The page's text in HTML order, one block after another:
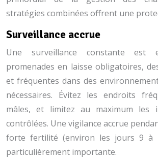
stratégies combinées offrent une
Surveillance accrue
Une surveillance constante est
promenades en laisse obligatoires,
et fréquentes dans des
nécessaires. Évitez les endroits
mâles, et limitez au maximum les
contrôlées. Une vigilance accrue
forte fertilité (environ les jours 9 à
particulièrement importante.